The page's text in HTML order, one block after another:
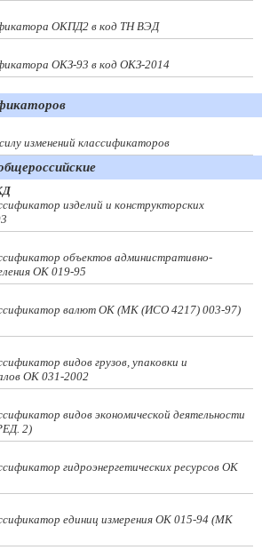
ОКПД2 в код ТН ВЭД
ОКЗ-93 в код ОКЗ-2014
изменений классификаторов
изделий и конструкторских
объектов административно-
ОК 019-95
валют ОК (МК (ИСО 4217) 003-97)
видов грузов, упаковки и
ОК 031-2002
видов экономической деятельности
2)
гидроэнергетических ресурсов ОК
единиц измерения ОК 015-94 (МК